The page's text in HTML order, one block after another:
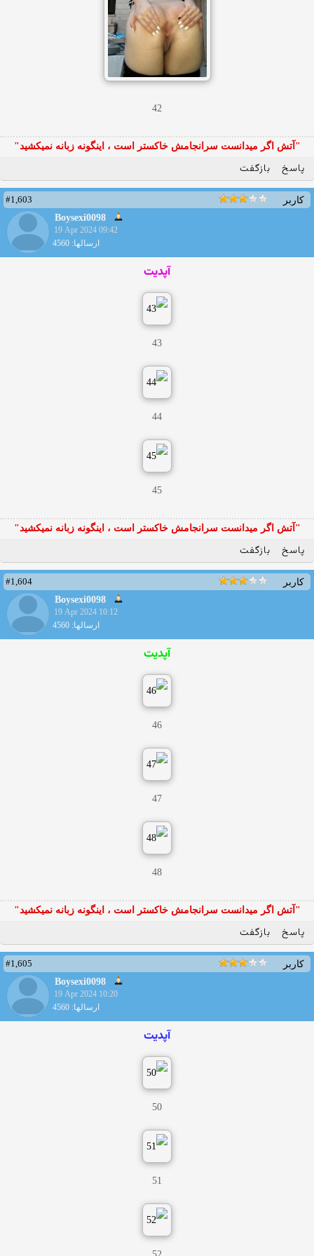
42
"آتش اگر ميدانست سرانجامش خاكستر است ، اينگونه زبانه نميكشيد"
پاسخ بازگفت
کاربر
#1,603
Boysexi0098
19 Apr 2024 09:42
ارسالها: 4560
آپدیت
43
44
45
"آتش اگر ميدانست سرانجامش خاكستر است ، اينگونه زبانه نميكشيد"
پاسخ بازگفت
کاربر
#1,604
Boysexi0098
19 Apr 2024 10:12
ارسالها: 4560
آپدیت
46
47
48
"آتش اگر ميدانست سرانجامش خاكستر است ، اينگونه زبانه نميكشيد"
پاسخ بازگفت
کاربر
#1,605
Boysexi0098
19 Apr 2024 10:20
ارسالها: 4560
آپدیت
50
51